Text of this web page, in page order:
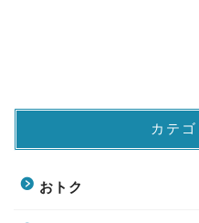
カテ
おトク